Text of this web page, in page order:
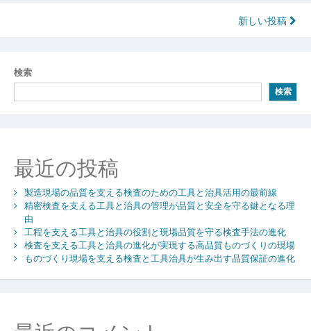
稿
ナ
ビ
ゲ
シ
ョ
ン
新しい投稿
検索
検索
最近の投稿
製造現場の品質を支える検査のための工具と治具活用の最前線
精密検査を支える工具と治具の管理が品質と安全を守る鍵となる理
由
工程を支える工具と治具の役割と現場品質を守る検査手法の進化
検査を支える工具と治具の進化が実現する高品質ものづくりの現場
ものづくり現場を支える検査と工具治具が生み出す品質保証の進化